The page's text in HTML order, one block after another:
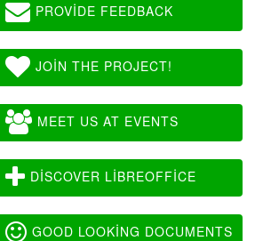
PROVIDE FEEDBACK
JOIN THE PROJECT!
MEET US AT EVENTS
DISCOVER LIBREOFFICE
GOOD LOOKING DOCUMENTS